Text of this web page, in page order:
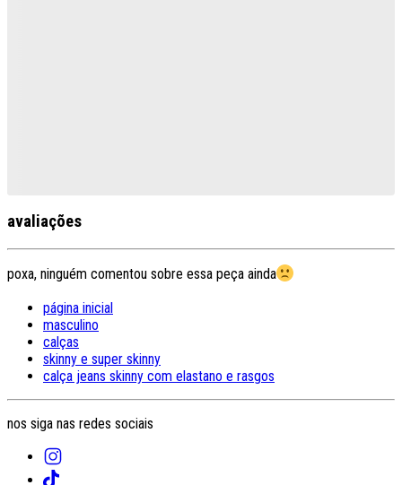
avaliações
poxa, ninguém comentou sobre essa peça ainda
página inicial
masculino
calças
skinny e super skinny
calça jeans skinny com elastano e rasgos
nos siga nas redes sociais